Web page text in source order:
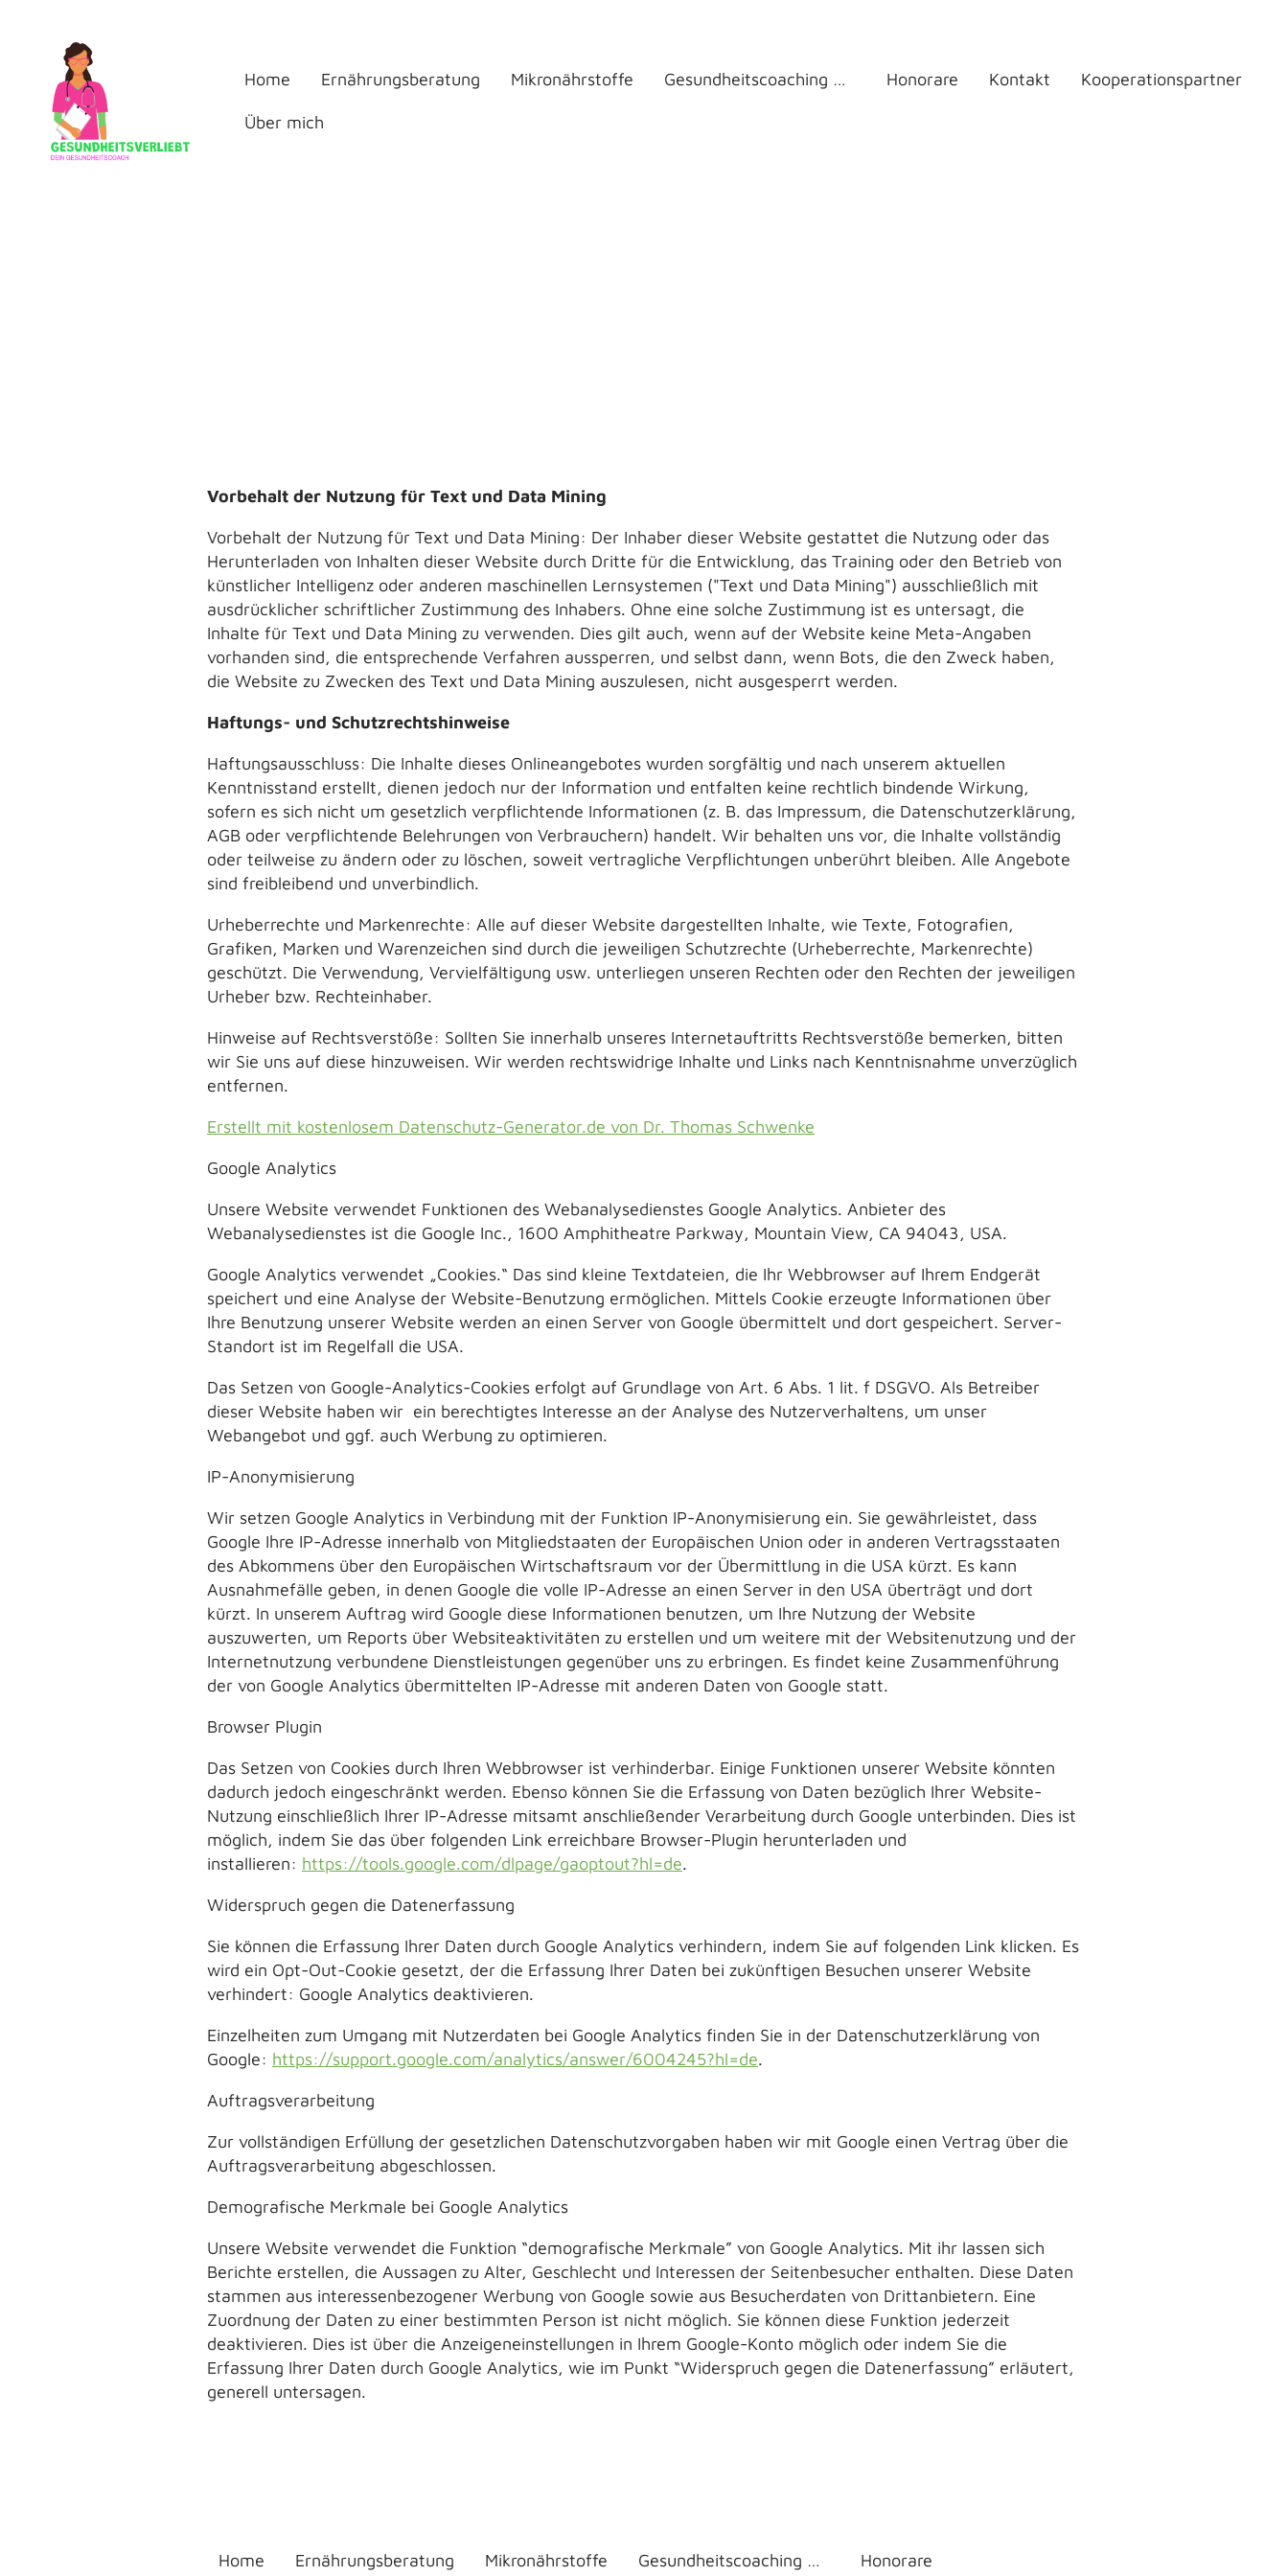
Home Ernährungsberatung Mikronährstoffe Gesundheitscoaching Wechseljahre Honorare Kontakt Kooperationspartner
Über mich
Vorbehalt der Nutzung für Text und Data Mining
Vorbehalt der Nutzung für Text und Data Mining: Der Inhaber dieser Website gestattet die Nutzung oder das
Herunterladen von Inhalten dieser Website durch Dritte für die Entwicklung, das Training oder den Betrieb von
künstlicher Intelligenz oder anderen maschinellen Lernsystemen ("Text und Data Mining") ausschließlich mit
ausdrücklicher schriftlicher Zustimmung des Inhabers. Ohne eine solche Zustimmung ist es untersagt, die
Inhalte für Text und Data Mining zu verwenden. Dies gilt auch, wenn auf der Website keine Meta-Angaben
vorhanden sind, die entsprechende Verfahren aussperren, und selbst dann, wenn Bots, die den Zweck haben,
die Website zu Zwecken des Text und Data Mining auszulesen, nicht ausgesperrt werden.
Haftungs- und Schutzrechtshinweise
Haftungsausschluss: Die Inhalte dieses Onlineangebotes wurden sorgfältig und nach unserem aktuellen
Kenntnisstand erstellt, dienen jedoch nur der Information und entfalten keine rechtlich bindende Wirkung,
sofern es sich nicht um gesetzlich verpflichtende Informationen (z. B. das Impressum, die Datenschutzerklärung,
AGB oder verpflichtende Belehrungen von Verbrauchern) handelt. Wir behalten uns vor, die Inhalte vollständig
oder teilweise zu ändern oder zu löschen, soweit vertragliche Verpflichtungen unberührt bleiben. Alle Angebote
sind freibleibend und unverbindlich.
Urheberrechte und Markenrechte: Alle auf dieser Website dargestellten Inhalte, wie Texte, Fotografien,
Grafiken, Marken und Warenzeichen sind durch die jeweiligen Schutzrechte (Urheberrechte, Markenrechte)
geschützt. Die Verwendung, Vervielfältigung usw. unterliegen unseren Rechten oder den Rechten der jeweiligen
Urheber bzw. Rechteinhaber.
Hinweise auf Rechtsverstöße: Sollten Sie innerhalb unseres Internetauftritts Rechtsverstöße bemerken, bitten
wir Sie uns auf diese hinzuweisen. Wir werden rechtswidrige Inhalte und Links nach Kenntnisnahme unverzüglich
entfernen.
Erstellt mit kostenlosem Datenschutz-Generator.de von Dr. Thomas Schwenke
Google Analytics
Unsere Website verwendet Funktionen des Webanalysedienstes Google Analytics. Anbieter des
Webanalysedienstes ist die Google Inc., 1600 Amphitheatre Parkway, Mountain View, CA 94043, USA.
Google Analytics verwendet „Cookies.“ Das sind kleine Textdateien, die Ihr Webbrowser auf Ihrem Endgerät
speichert und eine Analyse der Website-Benutzung ermöglichen. Mittels Cookie erzeugte Informationen über
Ihre Benutzung unserer Website werden an einen Server von Google übermittelt und dort gespeichert. Server-
Standort ist im Regelfall die USA.
Das Setzen von Google-Analytics-Cookies erfolgt auf Grundlage von Art. 6 Abs. 1 lit. f DSGVO. Als Betreiber
dieser Website haben wir ein berechtigtes Interesse an der Analyse des Nutzerverhaltens, um unser
Webangebot und ggf. auch Werbung zu optimieren.
IP-Anonymisierung
Wir setzen Google Analytics in Verbindung mit der Funktion IP-Anonymisierung ein. Sie gewährleistet, dass
Google Ihre IP-Adresse innerhalb von Mitgliedstaaten der Europäischen Union oder in anderen Vertragsstaaten
des Abkommens über den Europäischen Wirtschaftsraum vor der Übermittlung in die USA kürzt. Es kann
Ausnahmefälle geben, in denen Google die volle IP-Adresse an einen Server in den USA überträgt und dort
kürzt. In unserem Auftrag wird Google diese Informationen benutzen, um Ihre Nutzung der Website
auszuwerten, um Reports über Websiteaktivitäten zu erstellen und um weitere mit der Websitenutzung und der
Internetnutzung verbundene Dienstleistungen gegenüber uns zu erbringen. Es findet keine Zusammenführung
der von Google Analytics übermittelten IP-Adresse mit anderen Daten von Google statt.
Browser Plugin
Das Setzen von Cookies durch Ihren Webbrowser ist verhinderbar. Einige Funktionen unserer Website könnten
dadurch jedoch eingeschränkt werden. Ebenso können Sie die Erfassung von Daten bezüglich Ihrer Website-
Nutzung einschließlich Ihrer IP-Adresse mitsamt anschließender Verarbeitung durch Google unterbinden. Dies ist
möglich, indem Sie das über folgenden Link erreichbare Browser-Plugin herunterladen und
installieren: https://tools.google.com/dlpage/gaoptout?hl=de.
Widerspruch gegen die Datenerfassung
Sie können die Erfassung Ihrer Daten durch Google Analytics verhindern, indem Sie auf folgenden Link klicken. Es
wird ein Opt-Out-Cookie gesetzt, der die Erfassung Ihrer Daten bei zukünftigen Besuchen unserer Website
verhindert: Google Analytics deaktivieren.
Einzelheiten zum Umgang mit Nutzerdaten bei Google Analytics finden Sie in der Datenschutzerklärung von
Google: https://support.google.com/analytics/answer/6004245?hl=de.
Auftragsverarbeitung
Zur vollständigen Erfüllung der gesetzlichen Datenschutzvorgaben haben wir mit Google einen Vertrag über die
Auftragsverarbeitung abgeschlossen.
Demografische Merkmale bei Google Analytics
Unsere Website verwendet die Funktion “demografische Merkmale” von Google Analytics. Mit ihr lassen sich
Berichte erstellen, die Aussagen zu Alter, Geschlecht und Interessen der Seitenbesucher enthalten. Diese Daten
stammen aus interessenbezogener Werbung von Google sowie aus Besucherdaten von Drittanbietern. Eine
Zuordnung der Daten zu einer bestimmten Person ist nicht möglich. Sie können diese Funktion jederzeit
deaktivieren. Dies ist über die Anzeigeneinstellungen in Ihrem Google-Konto möglich oder indem Sie die
Erfassung Ihrer Daten durch Google Analytics, wie im Punkt “Widerspruch gegen die Datenerfassung” erläutert,
generell untersagen.
Home Ernährungsberatung Mikronährstoffe Gesundheitscoaching Wechseljahre Honorare